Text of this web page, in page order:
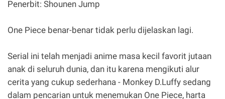
Penerbit: Shounen Jump
One Piece benar-benar tidak perlu dijelaskan lagi.
Serial ini telah menjadi anime masa kecil favorit jutaan
anak di seluruh dunia, dan itu karena mengikuti alur
cerita yang cukup sederhana - Monkey D.Luffy sedang
dalam pencarian untuk menemukan One Piece, harta